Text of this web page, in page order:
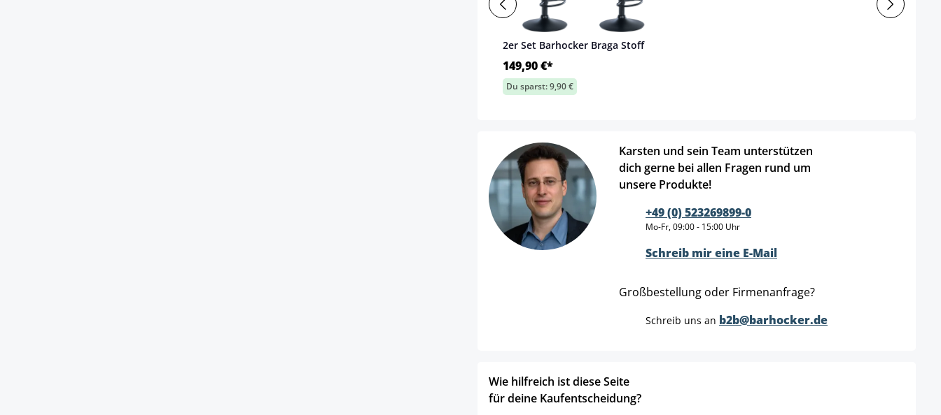
2er Set Barhocker Braga Stoff
149,90 €*
Du sparst: 9,90 €
Karsten und sein Team unterstützen
dich gerne bei allen Fragen rund um
unsere Produkte!
+49 (0) 523269899-0
Mo-Fr, 09:00 - 15:00 Uhr
Schreib mir eine E-Mail
Großbestellung oder Firmenanfrage?
Schreib uns an b2b@barhocker.de
Wie hilfreich ist diese Seite
für deine Kaufentscheidung?